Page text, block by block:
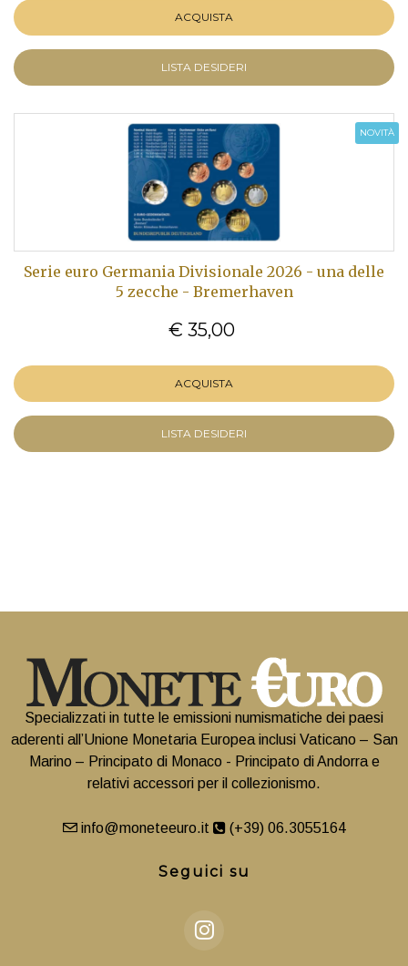
ACQUISTA
LISTA DESIDERI
NOVITÀ
Serie euro Germania Divisionale 2026 - una delle
5 zecche - Bremerhaven
€ 35,00
ACQUISTA
LISTA DESIDERI
Specializzati in tutte le emissioni numismatiche dei paesi
aderenti all’Unione Monetaria Europea inclusi Vaticano – San
Marino – Principato di Monaco - Principato di Andorra e
relativi accessori per il collezionismo.
info@moneteeuro.it (+39) 06.3055164
Seguici su